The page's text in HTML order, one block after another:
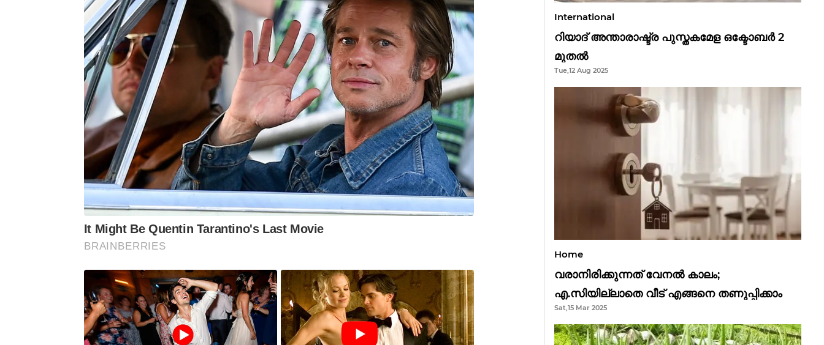
International
റിയാദ് അന്താരാഷ്ട്ര പുസ്തകമേള ഒക്ടോബർ 2
മുതൽ
Tue,12 Aug 2025
Home
വരാനിരിക്കുന്നത് വേനൽ കാലം;
എ.സിയില്ലാതെ വീട് എങ്ങനെ തണുപ്പിക്കാം
Sat,15 Mar 2025